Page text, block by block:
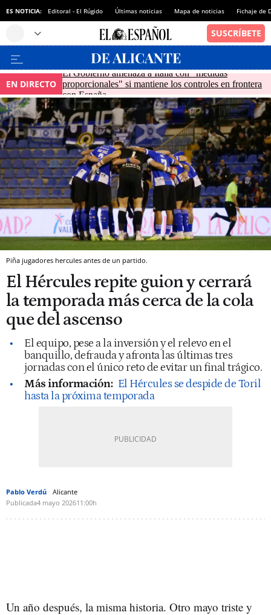
ES NOTICIA: Editoral - El Rúgido Últimas noticias Mapa de noticias Fichaje de
EN DIRECTO
El Gobierno amenaza a Italia con "medidas
proporcionales" si mantiene los controles en frontera
con España
Piña jugadores hercules antes de un partido.
El Hércules repite guion y cerrará
la temporada más cerca de la cola
que del ascenso
El equipo, pese a la inversión y el relevo en el
banquillo, defrauda y afronta las últimas tres
jornadas con el único reto de evitar un final trágico.
Más información: El Hércules se despide de Toril
hasta la próxima temporada
Pablo Verdú
Alicante
Publicada4 mayo 202611:00h
Un año después, la misma historia. Otro mayo triste y